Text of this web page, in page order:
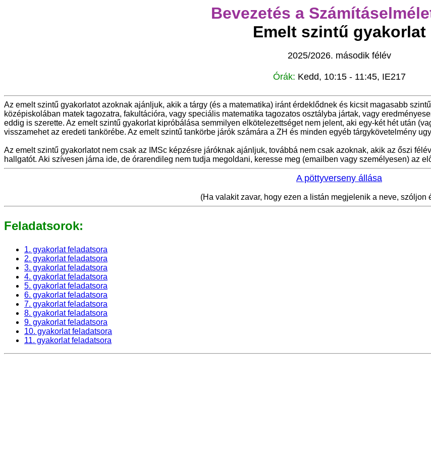
Bevezetés a
Emelt szintű gyakorlat
2025/2026. második félév
Órák: Kedd, 10:15 - 11:45, IE217
Az emelt szintű gyakorlatot azoknak ajánljuk, akik a tárgy (és a matematika) iránt érdeklődnek és kicsit magasabb
középiskolában matek tagozatra, fakultációra, vagy speciális matematika tagozatos osztályba jártak, vagy
eddig is szerette. Az emelt szintű gyakorlat kipróbálása semmilyen elkötelezettséget nem jelent, aki egy-két hét után
visszamehet az eredeti tankörébe. Az emelt szintű tankörbe járók számára a ZH és minden egyéb tárgykövetelmény
Az emelt szintű gyakorlatot nem csak az IMSc képzésre járóknak ajánljuk, továbbá nem csak azoknak, akik az őszi
hallgatót. Aki szívesen járna ide, de órarendileg nem tudja megoldani, keresse meg (emailben vagy személyesen) az
A pöttyverseny állása
(Ha valakit zavar, hogy ezen a listán megjelenik a neve, szóljon
Feladatsorok:
1. gyakorlat feladatsora
2. gyakorlat feladatsora
3. gyakorlat feladatsora
4. gyakorlat feladatsora
5. gyakorlat feladatsora
6. gyakorlat feladatsora
7. gyakorlat feladatsora
8. gyakorlat feladatsora
9. gyakorlat feladatsora
10. gyakorlat feladatsora
11. gyakorlat feladatsora